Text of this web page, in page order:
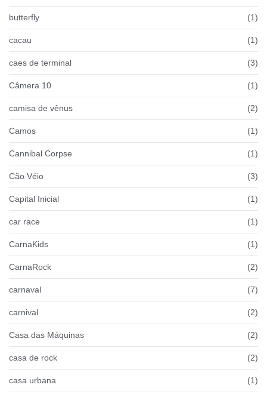
butterfly (1)
cacau (1)
caes de terminal (3)
Câmera 10 (1)
camisa de vênus (2)
Camos (1)
Cannibal Corpse (1)
Cão Véio (3)
Capital Inicial (1)
car race (1)
CarnaKids (1)
CarnaRock (2)
carnaval (7)
carnival (2)
Casa das Máquinas (2)
casa de rock (2)
casa urbana (1)